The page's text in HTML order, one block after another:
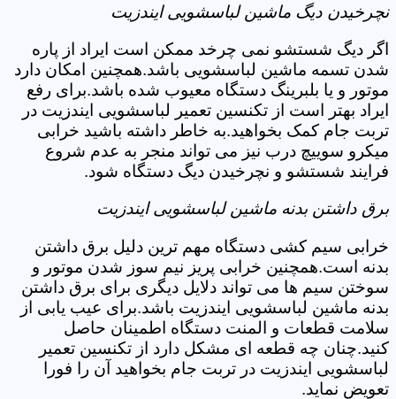
نچرخیدن دیگ ماشین لباسشویی ایندزیت
اگر دیگ شستشو نمی چرخد ممکن است ایراد از پاره
شدن تسمه ماشین لباسشویی باشد.همچنین امکان دارد
موتور و یا بلبرینگ دستگاه معیوب شده باشد.برای رفع
ایراد بهتر است از تکنسین تعمیر لباسشویی ایندزیت در
تربت جام کمک بخواهید.به خاطر داشته باشید خرابی
میکرو سوییچ درب نیز می تواند منجر به عدم شروع
فرایند شستشو و نچرخیدن دیگ دستگاه شود.
برق داشتن بدنه ماشین لباسشویی ایندزیت
خرابی سیم کشی دستگاه مهم ترین دلیل برق داشتن
بدنه است.همچنین خرابی پریز نیم سوز شدن موتور و
سوختن سیم ها می تواند دلایل دیگری برای برق داشتن
بدنه ماشین لباسشویی ایندزیت باشد.برای عیب یابی از
سلامت قطعات و المنت دستگاه اطمینان حاصل
کنید.چنان چه قطعه ای مشکل دارد از تکنسین تعمیر
لباسشویی ایندزیت در تربت جام بخواهید آن را فورا
تعویض نماید.